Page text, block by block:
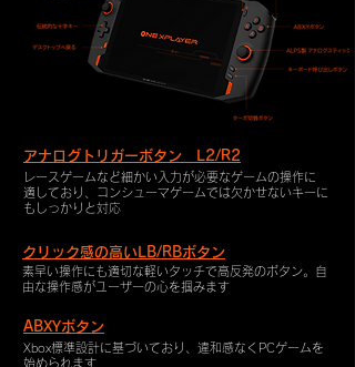
アナログトリガーボタン L2/R2
レースゲームなど細かい入力が必要なゲームの操作に
適しており、コンシューマゲームでは欠かせないキーに
もしっかりと対応
クリック感の高いLB/RBボタン
素早い操作にも適切な軽いタッチで高反発のボタン。自
由な操作感がユーザーの心を掴みます
ABXYボタン
Xbox標準設計に基づいており、違和感なくPCゲームを
始められます